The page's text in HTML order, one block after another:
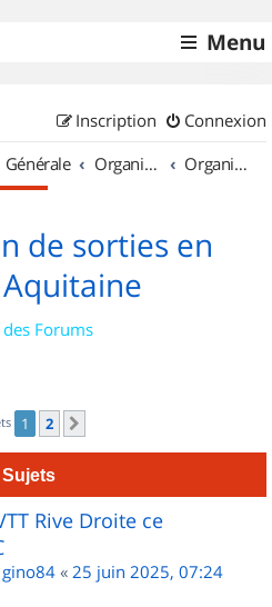
Menu
Connexion
Inscription
Générale Organisation de sorties & Recherche de partenaires Organisation de sorties en région Aquitaine
de sorties en
Forums
1 2
Sujets
Rive Droite ce
gino84 « 25 juin 2025, 07:24